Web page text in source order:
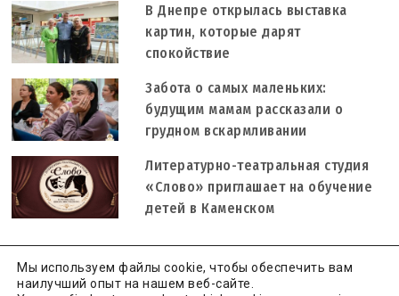
В Днепре открылась выставка
картин, которые дарят
спокойствие
Забота о самых маленьких:
будущим мамам рассказали о
грудном вскармливании
Литературно-театральная студия
«Слово» приглашает на обучение
детей в Каменском
Мы используем файлы cookie, чтобы обеспечить вам
наилучший опыт на нашем веб-сайте.